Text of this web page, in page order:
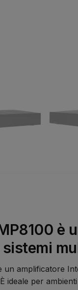
è
un amplificatore
ideale per